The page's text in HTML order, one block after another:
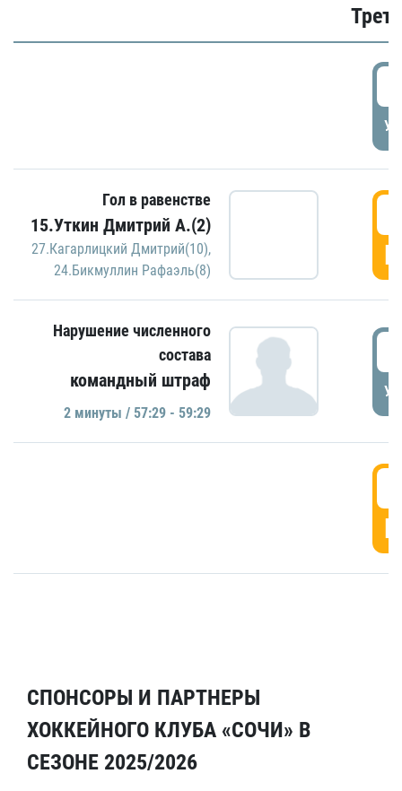
Гол в равенстве
15.Уткин Дмитрий А.(2)
27.Кагарлицкий Дмитрий(10),
24.Бикмуллин Рафаэль(8)
Нарушение численного
состава
командный штраф
2 минуты / 57:29 - 59:29
СПОНСОРЫ И ПАРТНЕРЫ
ХОККЕЙНОГО КЛУБА «СОЧИ» В
СЕЗОНЕ 2025/2026